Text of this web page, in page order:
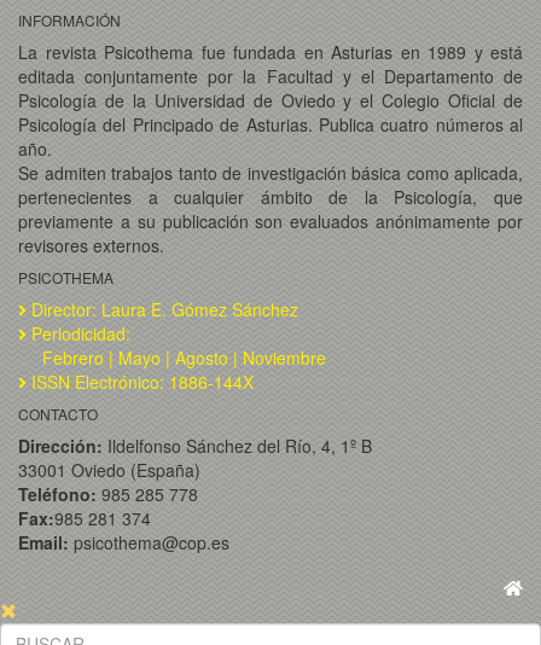
INFORMACIÓN
La revista Psicothema fue fundada en Asturias en 1989 y está
editada conjuntamente por la Facultad y el Departamento de
Psicología de la Universidad de Oviedo y el Colegio Oficial de
Psicología del Principado de Asturias. Publica cuatro números al
año.
Se admiten trabajos tanto de investigación básica como aplicada,
pertenecientes a cualquier ámbito de la Psicología, que
previamente a su publicación son evaluados anónimamente por
revisores externos.
PSICOTHEMA
Director: Laura E. Gómez Sánchez
Periodicidad:
Febrero | Mayo | Agosto | Noviembre
ISSN Electrónico: 1886-144X
CONTACTO
Dirección: Ildelfonso Sánchez del Río, 4, 1º B
33001 Oviedo (España)
Teléfono: 985 285 778
Fax:985 281 374
Email: psicothema@cop.es